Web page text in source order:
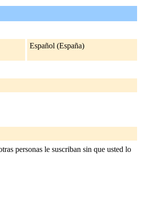
Español (España)
personas le suscriban sin que usted lo